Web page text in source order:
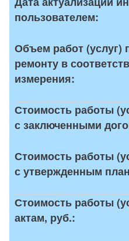
пользователем:
Объем работ (услуг)
ремонту в
измерения:
Стоимость работы
с заключенными
Стоимость работы
с утвержденным
Стоимость работы
актам, руб.: